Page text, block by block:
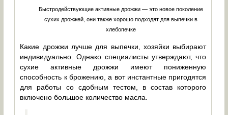
Быстродействующие активные дрожжи — это новое поколение
сухих дрожжей, они также хорошо подходят для выпечки в
хлебопечке
Какие дрожжи лучше для выпечки, хозяйки выбирают
индивидуально. Однако специалисты утверждают, что
сухие активные дрожжи имеют пониженную
способность к брожению, а вот инстантные пригодятся
для работы со сдобным тестом, в состав которого
включено большое количество масла.